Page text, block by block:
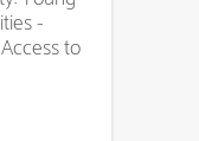
-
to